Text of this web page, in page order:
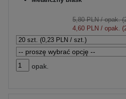
5,80 PLN/ opak.
4,60 PLN / opak.
opak.